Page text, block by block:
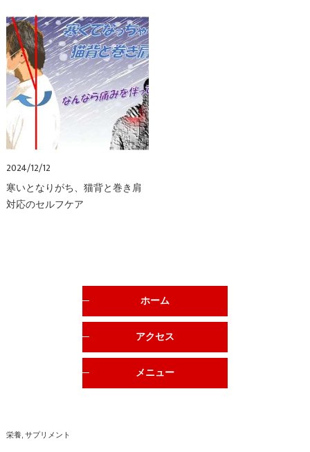
2024/12/12
寒いとなりがち、猫背と巻き肩
対応のセルフケア
ホーム
アクセス
メニュー
栄養 サプリメント